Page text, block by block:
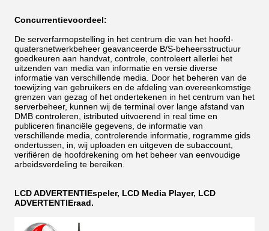
Concurrentievoordeel:
De serverfarmopstelling in het centrum die van het hoofd-
quatersnetwerkbeheer geavanceerde B/S-beheersstructuur
goedkeuren aan handvat, controle, controleert allerlei het
uitzenden van media van informatie en versie diverse
informatie van verschillende media. Door het beheren van de
toewijzing van gebruikers en de afdeling van overeenkomstige
grenzen van gezag of het ondertekenen in het centrum van het
serverbeheer, kunnen wij de terminal over lange afstand van
DMB controleren, istributed uitvoerend in real time en
publiceren financiële gegevens, de informatie van
verschillende media, controlerende informatie, rogramme gids
ondertussen, in, wij uploaden en uitgeven de subaccount,
verifiëren de hoofdrekening om het beheer van eenvoudige
arbeidsverdeling te bereiken.
LCD ADVERTENTIEspeler, LCD Media Player, LCD
ADVERTENTIEraad.